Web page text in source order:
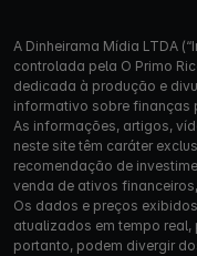
A Dinheirama Mídia LTDA
controlada pela O Primo
dedicada à produção e
informativo sobre finanças
As informações, artigos,
neste site têm caráter
recomendação de
venda de ativos
Os dados e preços
atualizados em tempo
portanto, podem divergir